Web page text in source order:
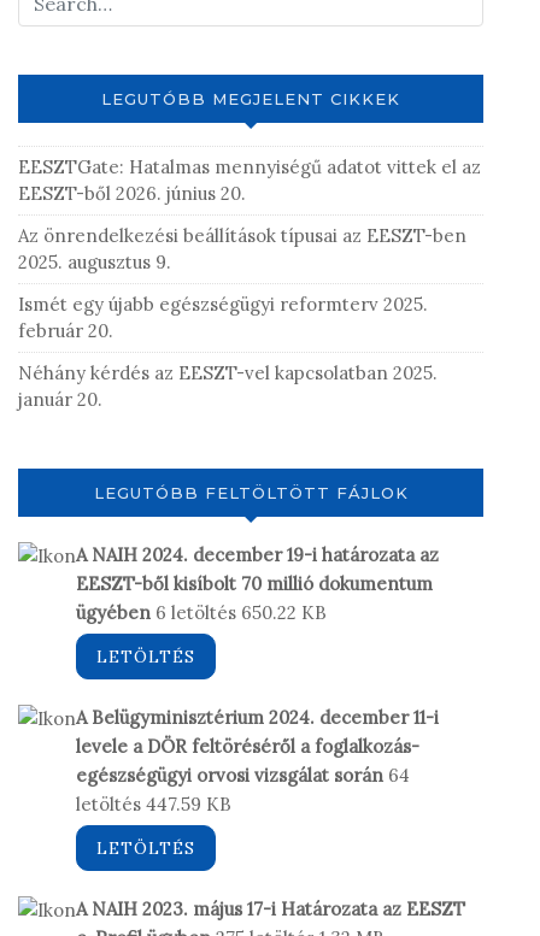
LEGUTÓBB MEGJELENT CIKKEK
EESZTGate: Hatalmas mennyiségű adatot vittek el az
EESZT-ből 2026. június 20.
Az önrendelkezési beállítások típusai az EESZT-ben
2025. augusztus 9.
Ismét egy újabb egészségügyi reformterv 2025.
február 20.
Néhány kérdés az EESZT-vel kapcsolatban 2025.
január 20.
LEGUTÓBB FELTÖLTÖTT FÁJLOK
A NAIH 2024. december 19-i határozata az
EESZT-ből kisíbolt 70 millió dokumentum
ügyében 6 letöltés 650.22 KB
LETÖLTÉS
A Belügyminisztérium 2024. december 11-i
levele a DÖR feltöréséről a foglalkozás-
egészségügyi orvosi vizsgálat során 64
letöltés 447.59 KB
LETÖLTÉS
A NAIH 2023. május 17-i Határozata az EESZT